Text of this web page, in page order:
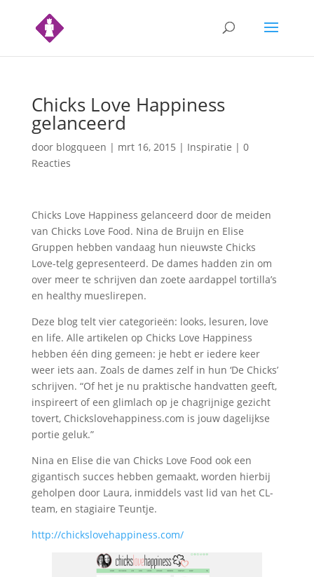
Chicks Love Happiness
gelanceerd
door blogqueen | mrt 16, 2015 | Inspiratie | 0
Reacties
Chicks Love Happiness gelanceerd door de meiden
van Chicks Love Food. Nina de Bruijn en Elise
Gruppen hebben vandaag hun nieuwste Chicks
Love-telg gepresenteerd. De dames hadden zin om
over meer te schrijven dan zoete aardappel tortilla’s
en healthy mueslirepen.
Deze blog telt vier categorieën: looks, lesuren, love
en life. Alle artikelen op Chicks Love Happiness
hebben één ding gemeen: je hebt er iedere keer
weer iets aan. Zoals de dames zelf in hun ‘De Chicks’
schrijven. “Of het je nu praktische handvatten geeft,
inspireert of een glimlach op je chagrijnige gezicht
tovert, Chickslovehappiness.com is jouw dagelijkse
portie geluk.”
Nina en Elise die van Chicks Love Food ook een
gigantisch succes hebben gemaakt, worden hierbij
geholpen door Laura, inmiddels vast lid van het CL-
team, en stagiaire Teuntje.
http://chickslovehappiness.com/